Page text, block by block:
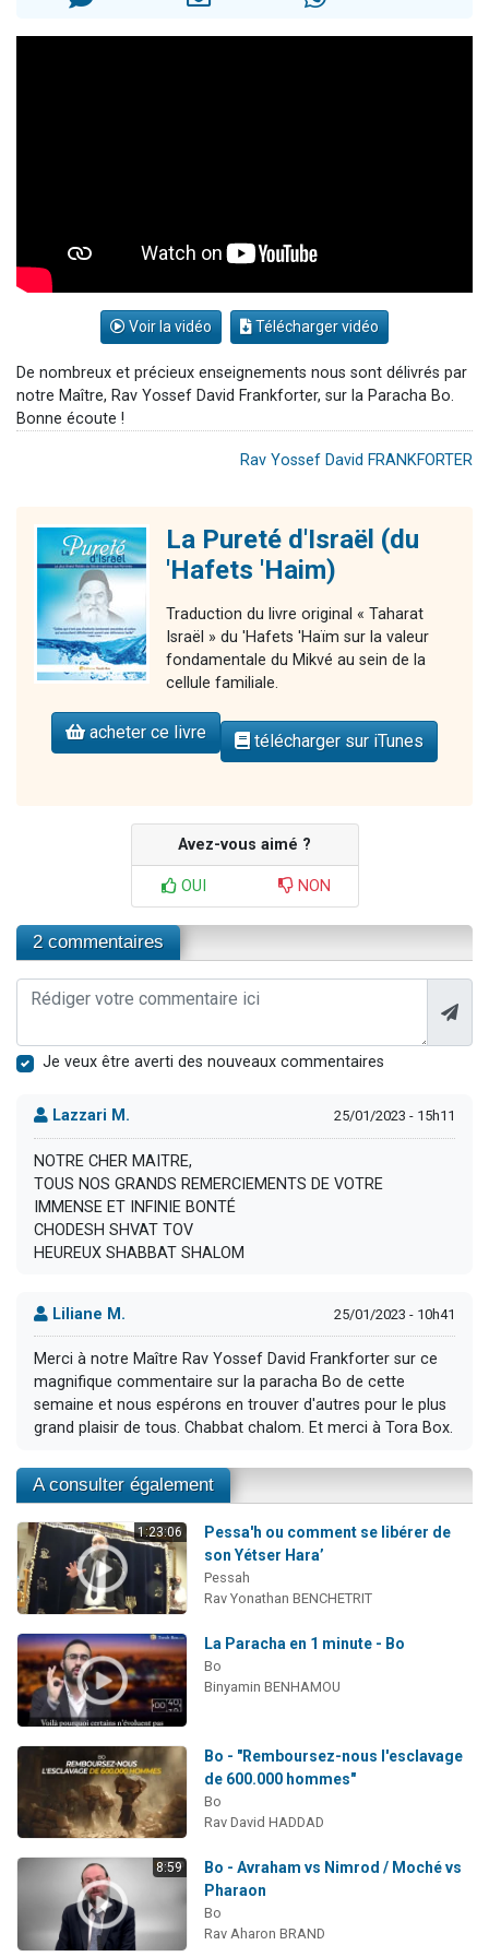
Voir la vidéo Télécharger vidéo
De nombreux et précieux enseignements nous sont délivrés par
notre Maître, Rav Yossef David Frankforter, sur la Paracha Bo.
Bonne écoute !
Rav Yossef David FRANKFORTER
La Pureté d'Israël (du
'Hafets 'Haim)
Traduction du livre original « Taharat
Israël » du 'Hafets 'Haïm sur la valeur
fondamentale du Mikvé au sein de la
cellule familiale.
acheter ce livre télécharger sur iTunes
Avez-vous aimé ?
OUI NON
2 commentaires
Je veux être averti des nouveaux commentaires
Lazzari M. 25/01/2023 - 15h11
NOTRE CHER MAITRE,
TOUS NOS GRANDS REMERCIEMENTS DE VOTRE
IMMENSE ET INFINIE BONTÉ
CHODESH SHVAT TOV
HEUREUX SHABBAT SHALOM
Liliane M. 25/01/2023 - 10h41
Merci à notre Maître Rav Yossef David Frankforter sur ce
magnifique commentaire sur la paracha Bo de cette
semaine et nous espérons en trouver d'autres pour le plus
grand plaisir de tous. Chabbat chalom. Et merci à Tora Box.
A consulter également
1:23:06
Pessa'h ou comment se libérer de
son Yétser Hara’
Pessah
Rav Yonathan BENCHETRIT
La Paracha en 1 minute - Bo
Bo
Binyamin BENHAMOU
Bo - "Remboursez-nous l'esclavage
de 600.000 hommes"
Bo
Rav David HADDAD
8:59
Bo - Avraham vs Nimrod / Moché vs
Pharaon
Bo
Rav Aharon BRAND